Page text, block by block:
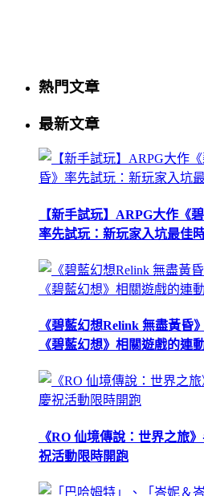
熱門文章
最新文章
【新手試玩】ARPG大作《
率先試玩：新玩家入坑最佳
《碧藍幻想Relink 無盡黃昏
《碧藍幻想》相關遊戲的連
《RO 仙境傳說：世界之旅
祝活動限時開跑